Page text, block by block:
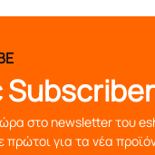
Subscriber
στο newsletter του
πρώτοι για τα νέα